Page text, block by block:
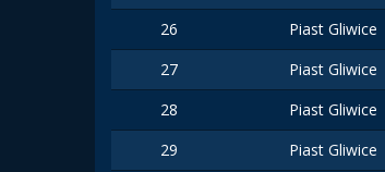
26
Piast Gliwice
27
Piast Gliwice
28
Piast Gliwice
29
Piast Gliwice